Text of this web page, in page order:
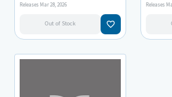
Releases Mar 28, 2026
Out of Stock favorite_border
Releases